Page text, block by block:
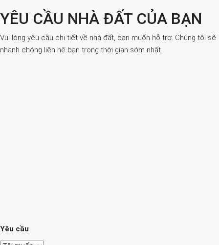
YÊU CẦU NHÀ ĐẤT CỦA BẠN
Vui lòng yêu cầu chi tiết về nhà đất, bạn muốn hỗ trợ. Chúng tôi sẽ
nhanh chóng liên hệ bạn trong thời gian sớm nhất.
Yêu cầu